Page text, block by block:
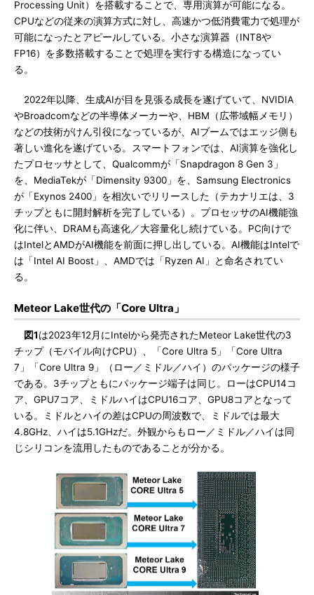
Processing Unit）を搭載することで、専用演算が可能になる。
CPUなどの従来の演算方式に対し、高速かつ低消費電力で処理が
可能になったとアピールしている。小さな演算器（INT8や
FP16）を多数搭載することで処理を実行する構造になってい
る。
2022年以降、生成AIが目を見張る成長を遂げていて、NVIDIA
やBroadcomなどの半導体メーカーや、HBM（広帯域幅メモリ）
などの技術がけん引役になっているが、AIブームではエッジ側も
著しい進化を遂げている。スマートフォンでは、AI演算を強化し
たプロセッサとして、Qualcommが「Snapdragon 8 Gen 3」
を、MediaTekが「Dimensity 9300」を、Samsung Electronics
が「Exynos 2400」を相次いでリリースした（テカナリエは、3
チップともに開封解析を完了している）。プロセッサのAI機能強
化に伴い、DRAMも高速化／大容量化し続けている。PC向けで
はIntelとAMDがAI機能を前面に押し出している。AI機能はIntelで
は「Intel AI Boost」、AMDでは「Ryzen AI」と命名されてい
る。
Meteor Lake世代の「Core Ultra」
図1は2023年12月にIntelから発売されたMeteor Lake世代の3
チップ（モバイル向けCPU）、「Core Ultra 5」「Core Ultra
7」「Core Ultra 9」（ロー／ミドル／ハイ）のパッケージの様子
である。3チップともにパッケージ端子は同じ。ローはCPU14コ
ア、GPU7コア、ミドルハイはCPU16コア、GPU8コアとなって
いる。ミドルとハイの差はCPUの周波数で、ミドルでは最大
4.8GHz、ハイは5.1GHzだ。外観からもロー／ミドル／ハイは同
じシリコンを流用したものであることが分かる。